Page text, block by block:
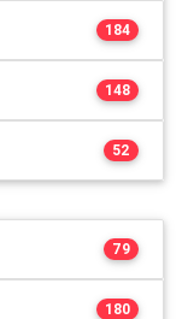
184
148
52
79
180